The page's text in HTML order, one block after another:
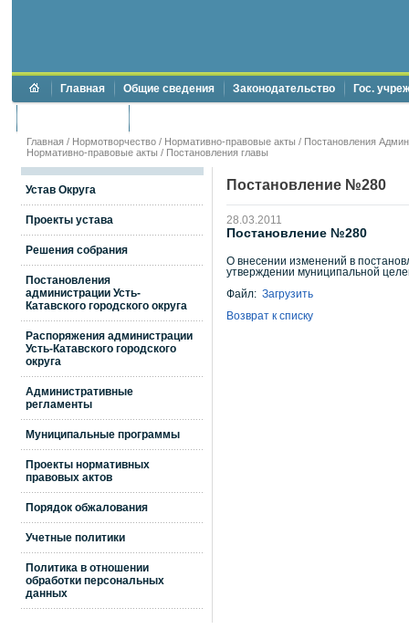
Главная Общие сведения Законодательство Гос.
Главная / Нормотворчество / Нормативно-правовые акты / Постановления
Нормативно-правовые акты / Постановления главы
Устав Округа
Проекты устава
Решения собрания
Постановления
администрации Усть-
Катавского городского округа
Распоряжения администрации
Усть-Катавского городского
округа
Административные
регламенты
Муниципальные программы
Проекты нормативных
правовых актов
Порядок обжалования
Учетные политики
Политика в отношении
обработки персональных
данных
Постановление №280
28.03.2011
Постановление №280
О внесении изменений в
утверждении муниципальной
Файл: Загрузить
Возврат к списку